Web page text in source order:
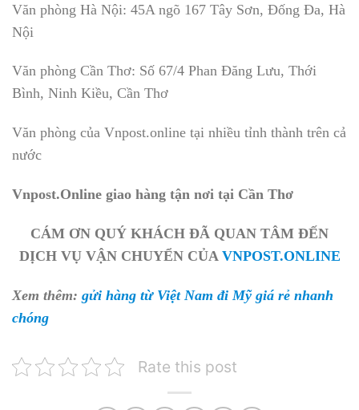
Văn phòng Hà Nội: 45A ngõ 167 Tây Sơn, Đống Đa, Hà
Nội
Văn phòng Cần Thơ: Số 67/4 Phan Đăng Lưu, Thới
Bình, Ninh Kiều, Cần Thơ
Văn phòng của Vnpost.online tại nhiều tỉnh thành trên cả
nước
Vnpost.Online giao hàng tận nơi tại Cần Thơ
CÁM ƠN QUÝ KHÁCH ĐÃ QUAN TÂM ĐẾN
DỊCH VỤ VẬN CHUYỂN CỦA VNPOST.ONLINE
Xem thêm: gửi hàng từ Việt Nam đi Mỹ giá rẻ nhanh
chóng
Rate this post